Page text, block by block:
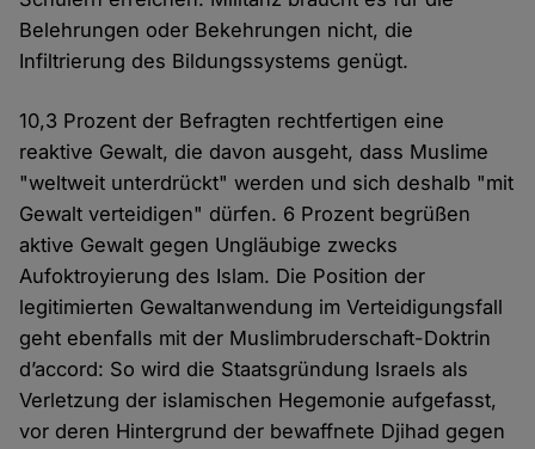
Belehrungen oder Bekehrungen nicht, die
Infiltrierung des Bildungssystems genügt.
10,3 Prozent der Befragten rechtfertigen eine
reaktive Gewalt, die davon ausgeht, dass Muslime
"weltweit unterdrückt" werden und sich deshalb "mit
Gewalt verteidigen" dürfen. 6 Prozent begrüßen
aktive Gewalt gegen Ungläubige zwecks
Aufoktroyierung des Islam. Die Position der
legitimierten Gewaltanwendung im Verteidigungsfall
geht ebenfalls mit der Muslimbruderschaft-Doktrin
d’accord: So wird die Staatsgründung Israels als
Verletzung der islamischen Hegemonie aufgefasst,
vor deren Hintergrund der bewaffnete Djihad gegen